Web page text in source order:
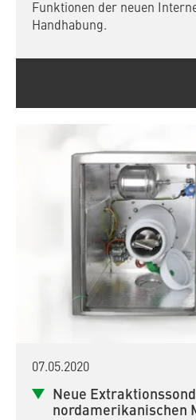
Funktionen der neuen
Handhabung.
07.05.2020
Neue
nordamerikanischen